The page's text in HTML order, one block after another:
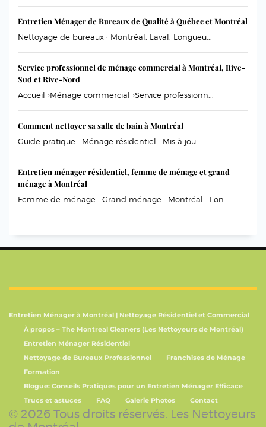
Entretien Ménager de Bureaux de Qualité à Québec et Montréal
Nettoyage de bureaux · Montréal, Laval, Longueu...
Service professionnel de ménage commercial à Montréal, Rive-
Sud et Rive-Nord
Accueil ›Ménage commercial ›Service professionn...
Comment nettoyer sa salle de bain à Montréal
Guide pratique · Ménage résidentiel · Mis à jou...
Entretien ménager résidentiel, femme de ménage et grand
ménage à Montréal
Femme de ménage · Grand ménage · Montréal · Lon...
Entretien Ménager à Montréal | Nettoyage Résidentiel et Commercial
À propos – The Montreal Cleaners (Les Nettoyeurs de Montréal)
Entretien Ménager Résidentiel
Nettoyage de Bureaux Professionnel
Franchises de Ménage
Formation
Blogue: Conseils Pratiques pour un Entretien Ménager Efficace
Trucs et astuces
FAQ Galerie Photos Contact
© 2026 Tous droits réservés. Les Nettoyeurs